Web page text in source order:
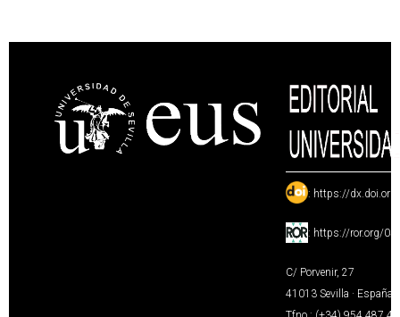
: https://
: https://ror.org/
C/ Porvenir, 27
41013 Sevilla · España